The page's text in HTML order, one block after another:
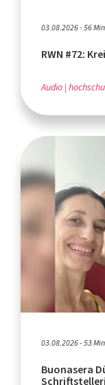
03.08.2026 - 56
RWN #72:
Audio
03.08.2026 - 53
Buonasera